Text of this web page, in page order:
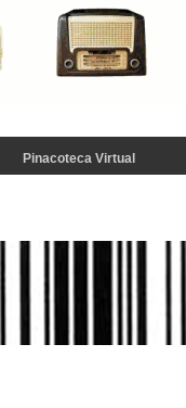
Pinacoteca Virtual